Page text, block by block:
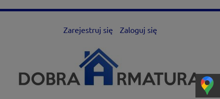
Zarejestruj się Zaloguj się